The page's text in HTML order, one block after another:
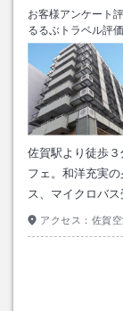
お客様アンケート
るるぶトラベル評価
佐賀駅より徒歩
フェ。和洋充実
ス、マイクロバス
アクセス： 佐賀